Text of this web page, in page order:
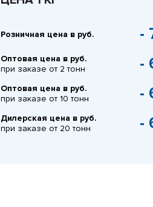
Розничная цена в руб. -
Оптовая цена в руб.
при заказе от 2 тонн
-
Оптовая цена в руб.
при заказе от 10 тонн
-
Дилерская цена в руб.
при заказе от 20 тонн
-